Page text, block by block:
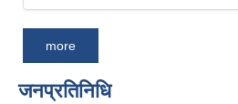
more
जनप्रतिनिधि